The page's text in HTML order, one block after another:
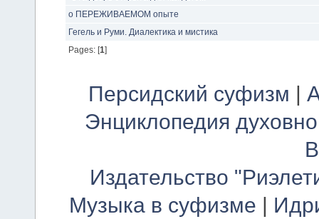
о ПЕРЕЖИВАЕМОМ опыте
Гегель и Руми. Диалектика и мистика
Pages: [1]
Персидский суфизм |
Энциклопедия
Издательство
Музыка в суфизме |